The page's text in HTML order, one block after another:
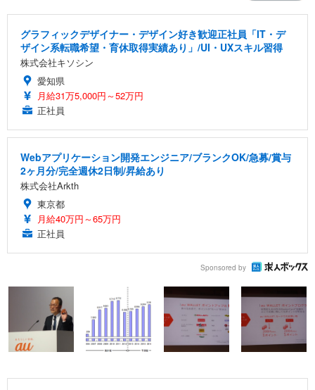
グラフィックデザイナー・デザイン好き歓迎正社員「IT・デ
ザイン系転職希望・育休取得実績あり」/UI・UXスキル習得
株式会社キソシン
愛知県
月給31万5,000円～52万円
正社員
Webアプリケーション開発エンジニア/ブランクOK/急募/賞与
2ヶ月分/完全週休2日制/昇給あり
株式会社Arkth
東京都
月給40万円～65万円
正社員
Sponsored by